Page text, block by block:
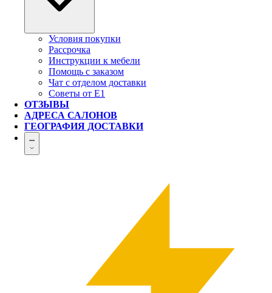
Условия покупки
Рассрочка
Инструкции к мебели
Помощь с заказом
Чат с отделом доставки
Советы от Е1
ОТЗЫВЫ
АДРЕСА САЛОНОВ
ГЕОГРАФИЯ ДОСТАВКИ
...